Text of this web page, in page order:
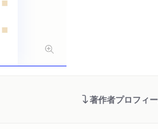
著作者プロフィ